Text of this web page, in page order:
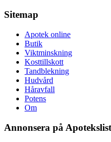
Sitemap
Apotek online
Butik
Viktminskning
Kosttillskott
Tandblekning
Hudvård
Håravfall
Potens
Om
Annonsera på